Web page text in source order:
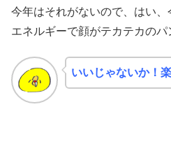
今年はそれがないので、はい
エネルギーで顔がテカテカのパ
いいじゃないか！